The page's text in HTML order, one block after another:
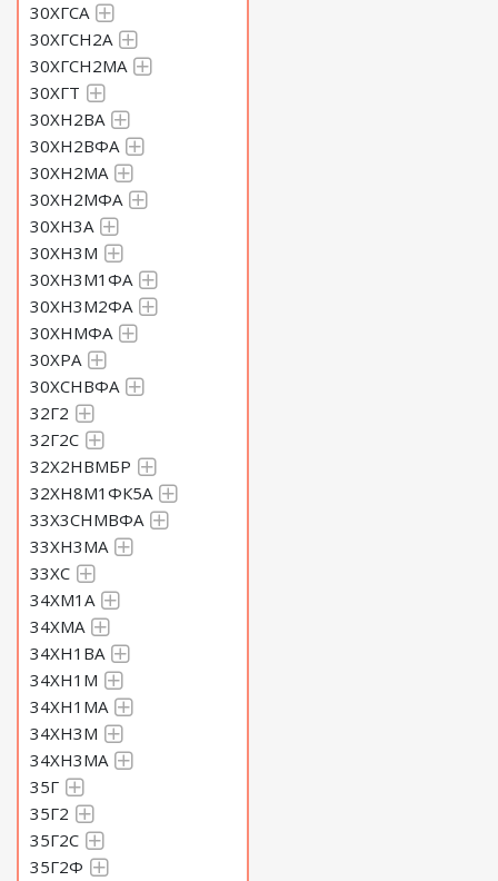
30ХГСА
30ХГСН2А
30ХГСН2МА
30ХГТ
30ХН2ВА
30ХН2ВФА
30ХН2МА
30ХН2МФА
30ХН3А
30ХН3М
30ХН3М1ФА
30ХН3М2ФА
30ХНМФА
30ХРА
30ХСНВФА
32Г2
32Г2С
32Х2НВМБР
32ХН8М1ФК5А
33Х3СНМВФА
33ХН3МА
33ХС
34ХМ1А
34ХМА
34ХН1ВА
34ХН1М
34ХН1МА
34ХН3М
34ХН3МА
35Г
35Г2
35Г2С
35Г2Ф